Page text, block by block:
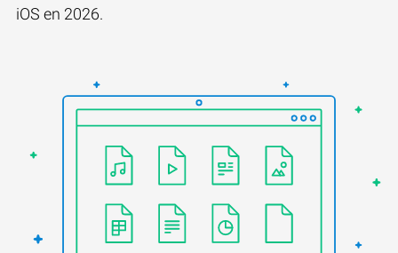
iOS en 2026.